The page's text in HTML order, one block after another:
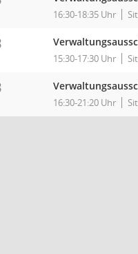
16:30-18:35 Uhr
15:30-17:30 Uhr
16:30-21:20 Uhr